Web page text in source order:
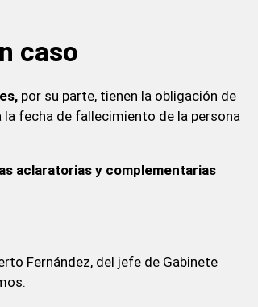
caso
por su parte, tienen la obligación de
fecha de fallecimiento de la persona
aclaratorias y complementarias
Fernández, del jefe de Gabinete